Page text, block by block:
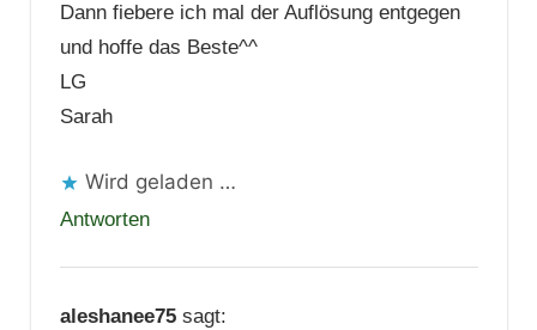
Dann fiebere ich mal der Auflösung entgegen
und hoffe das Beste^^
LG
Sarah
Wird geladen …
Antworten
aleshanee75 sagt: